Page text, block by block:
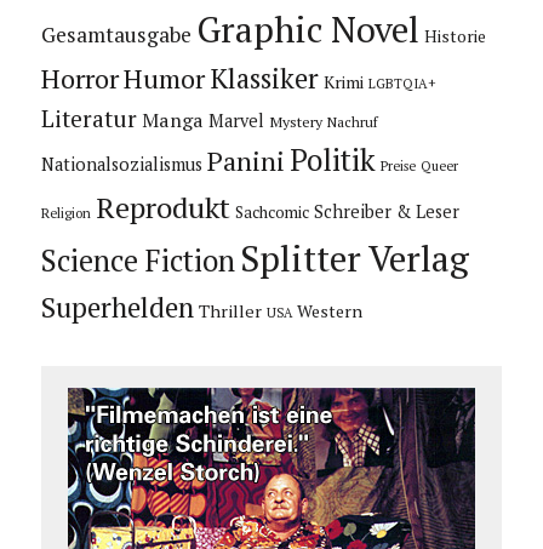
Gesamtausgabe Graphic Novel Historie
HorrorHumorKlassiker Krimi LGBTQIA+
Literatur Manga Marvel Mystery Nachruf
Nationalsozialismus Panini Politik Preise Queer
Religion Reprodukt Sachcomic Schreiber & Leser
Science Fiction Splitter Verlag
Superhelden Thriller USA Western